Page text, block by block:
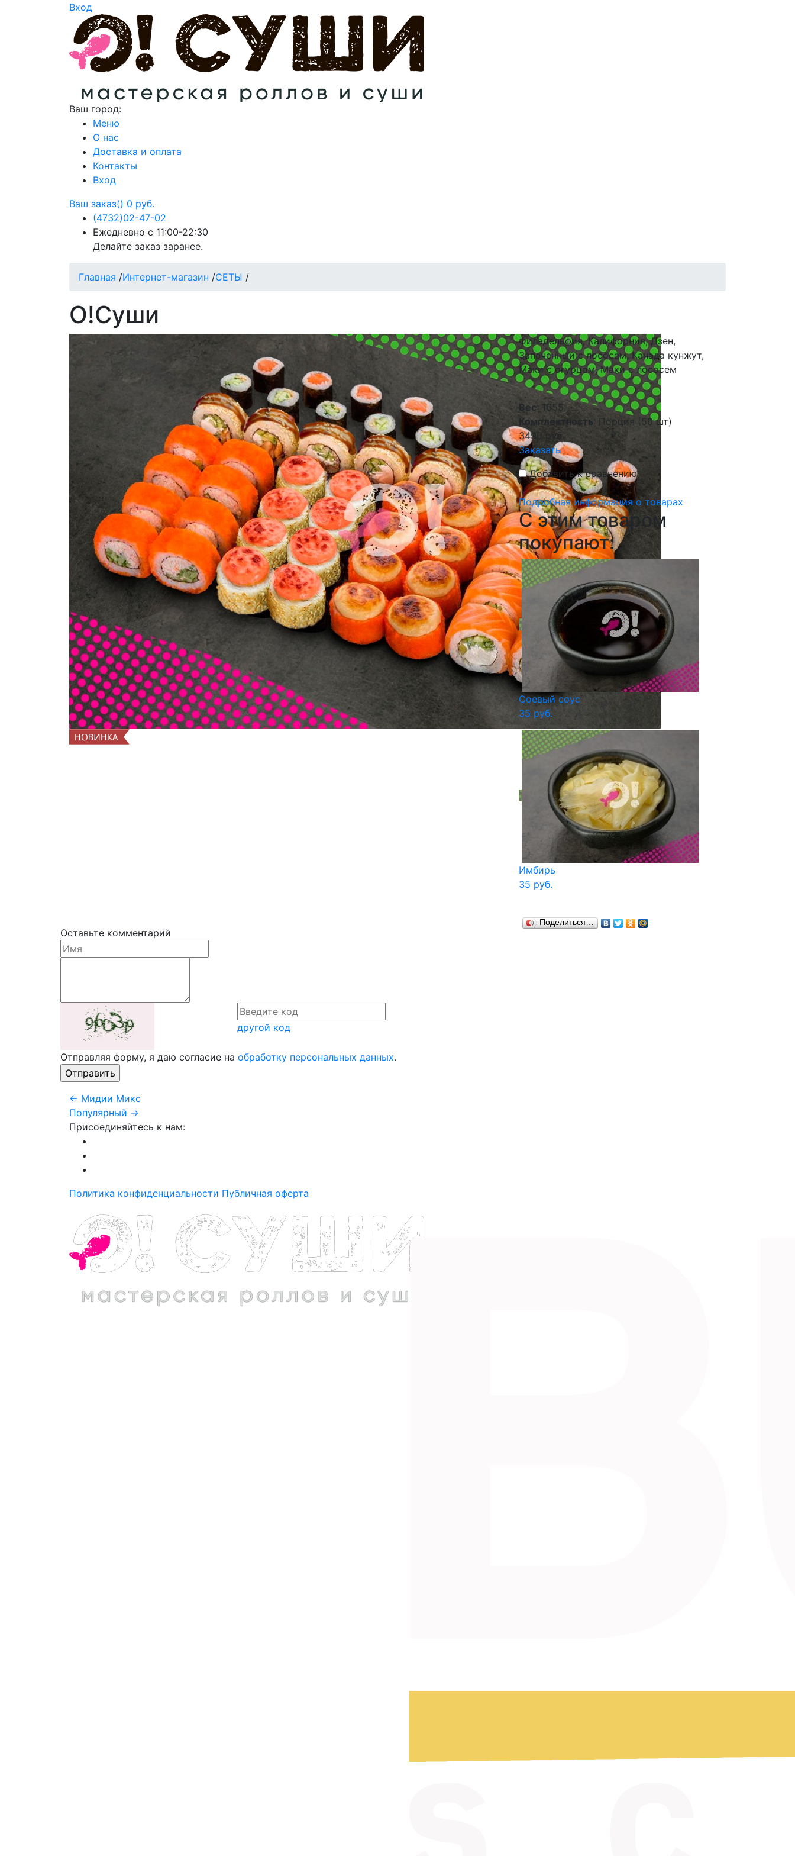
Вход
Ваш город:
Меню
О нас
Доставка и оплата
Контакты
Вход
Ваш заказ() 0 руб.
(4732)02-47-02
Ежедневно с 11:00-22:30
Делайте заказ заранее.
Главная /Интернет-магазин /СЕТЫ /
О!Суши
Филадельфия, Калифорния, Дзен,
Запеченный с лососем, Канада кунжут,
Маки с огурцом, Маки с лососем
Вес: 1655
Комплектность: Порция (56 шт)
3490 руб.
Заказать
Добавить к сравнению
Подробная информация о товарах
C этим товаром
покупают:
Соевый соус
35 руб.
Имбирь
35 руб.
Поделиться…
Оставьте комментарий
другой код
Отправляя форму, я даю согласие на обработку персональных данных.
← Мидии Микс
Популярный →
Присоединяйтесь к нам:
Политика конфиденциальности Публичная оферта